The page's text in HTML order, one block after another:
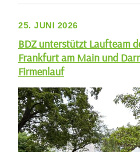
25. JUNI 2026
BDZ unterstützt Laufteam
Frankfurt am Main und
Firmenlauf